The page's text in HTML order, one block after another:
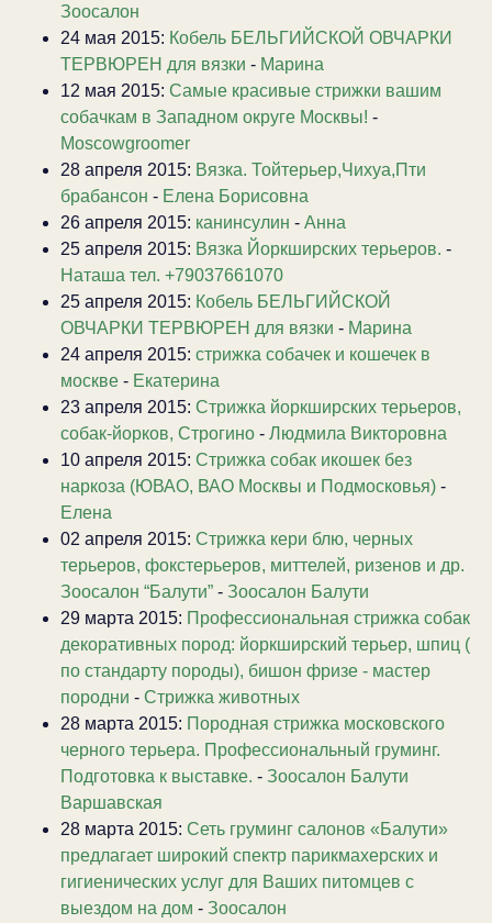
Зоосалон
24 мая 2015: Кобель БЕЛЬГИЙСКОЙ ОВЧАРКИ
ТЕРВЮРЕН для вязки - Марина
12 мая 2015: Самые красивые стрижки вашим
собачкам в Западном округе Москвы! -
Moscowgroomer
28 апреля 2015: Вязка. Тойтерьер,Чихуа,Пти
брабансон - Елена Борисовна
26 апреля 2015: канинсулин - Анна
25 апреля 2015: Вязка Йоркширских терьеров. -
Наташа тел. +79037661070
25 апреля 2015: Кобель БЕЛЬГИЙСКОЙ
ОВЧАРКИ ТЕРВЮРЕН для вязки - Марина
24 апреля 2015: стрижка собачек и кошечек в
москве - Екатерина
23 апреля 2015: Стрижка йоркширских терьеров,
собак-йорков, Строгино - Людмила Викторовна
10 апреля 2015: Стрижка собак икошек без
наркоза (ЮВАО, ВАО Москвы и Подмосковья) -
Елена
02 апреля 2015: Стрижка кери блю, черных
терьеров, фокстерьеров, миттелей, ризенов и др.
Зоосалон “Балути” - Зоосалон Балути
29 марта 2015: Профессиональная стрижка собак
декоративных пород: йоркширский терьер, шпиц (
по стандарту породы), бишон фризе - мастер
породни - Стрижка животных
28 марта 2015: Породная стрижка московского
черного терьера. Профессиональный груминг.
Подготовка к выставке. - Зоосалон Балути
Варшавская
28 марта 2015: Сеть груминг салонов «Балути»
предлагает широкий спектр парикмахерских и
гигиенических услуг для Ваших питомцев с
выездом на дом - Зоосалон